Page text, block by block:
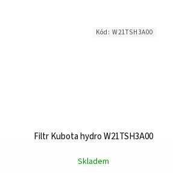
Filtr Kubota hydro W21TSH3A00
Skladem
Kód: W21TSH3A00